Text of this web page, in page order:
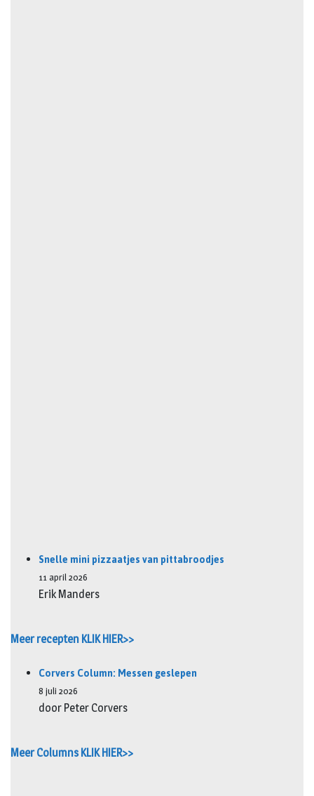
Snelle mini pizzaatjes van pittabroodjes
11 april 2026
Erik Manders
Meer recepten KLIK HIER>>
Corvers Column: Messen geslepen
8 juli 2026
door Peter Corvers
Meer Columns KLIK HIER>>